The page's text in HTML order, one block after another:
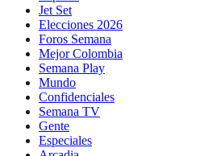
Jet Set
Elecciones 2026
Foros Semana
Mejor Colombia
Semana Play
Mundo
Confidenciales
Semana TV
Gente
Especiales